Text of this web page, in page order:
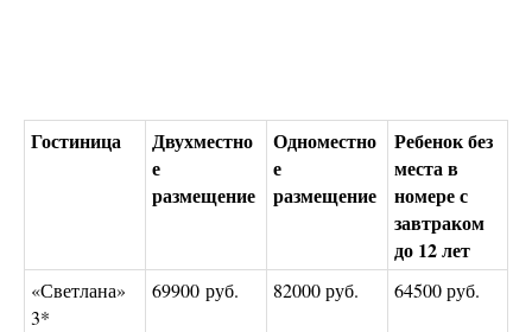
Гостиница
Двухместно
е
размещение
Одноместно
е
размещение
Ребенок без
места в
номере с
завтраком
до 12 лет
«Светлана»
3*
69900 руб. 82000 руб. 64500 руб.